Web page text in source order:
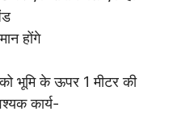
होंगे
भूमि के ऊपर 1 मीटर की
कार्य-